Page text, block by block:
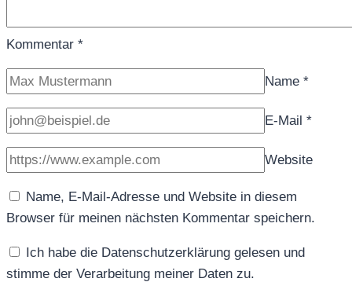
Kommentar *
Name *
E-Mail *
Website
Name, E-Mail-Adresse und Website in diesem
Browser für meinen nächsten Kommentar speichern.
Ich habe die Datenschutzerklärung gelesen und
stimme der Verarbeitung meiner Daten zu.